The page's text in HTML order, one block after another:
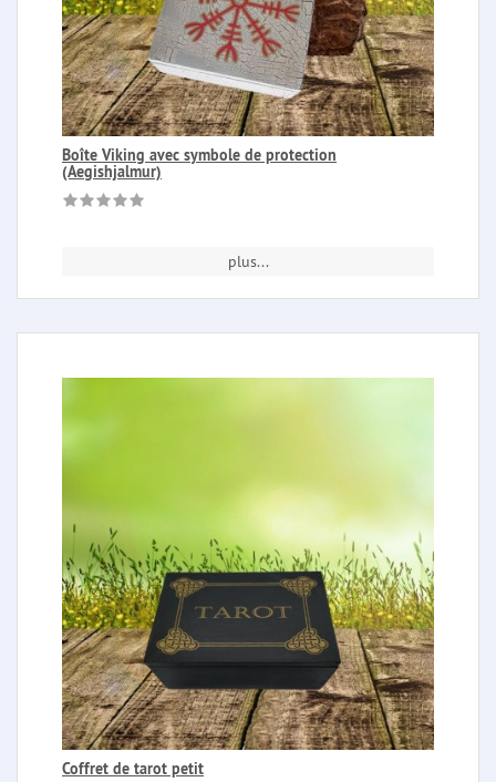
Boîte Viking avec symbole de protection
(Aegishjalmur)
plus...
Coffret de tarot petit